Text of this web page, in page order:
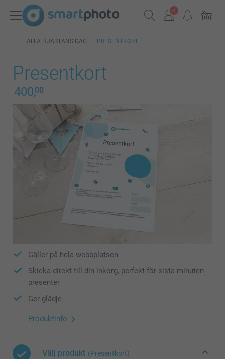
ALLA HJÄRTANS DAG PRESENTKORT
Presentkort
400,00
Gäller på hela webbplatsen
Skicka direkt till din inkorg, perfekt för sista minuten-
presenter
Ger glädje
Produktinfo
Välj produkt (Presentkort)